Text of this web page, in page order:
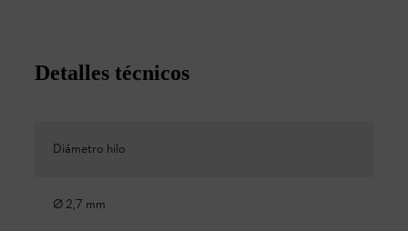
Detalles técnicos
Diámetro hilo
Ø 2,7 mm